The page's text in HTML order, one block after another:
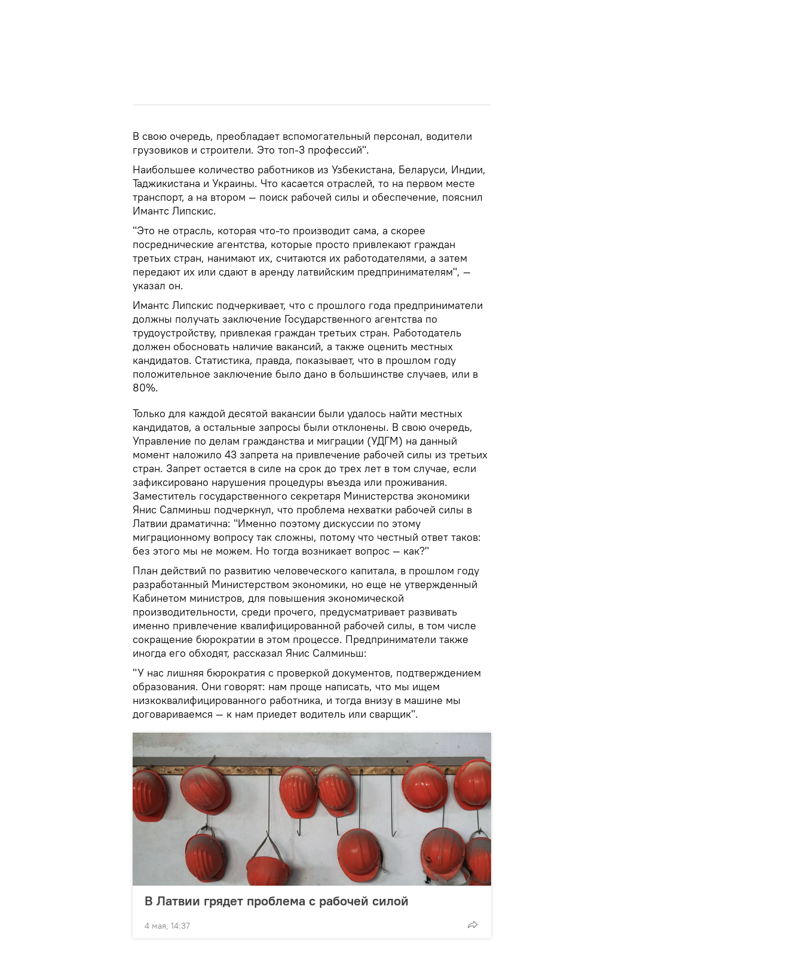
В свою очередь, преобладает вспомогательный персонал, водители
грузовиков и строители. Это топ-3 профессий".
Наибольшее количество работников из Узбекистана, Беларуси, Индии,
Таджикистана и Украины. Что касается отраслей, то на первом месте
транспорт, а на втором — поиск рабочей силы и обеспечение, пояснил
Имантс Липскис.
"Это не отрасль, которая что-то производит сама, а скорее
посреднические агентства, которые просто привлекают граждан
третьих стран, нанимают их, считаются их работодателями, а затем
передают их или сдают в аренду латвийским предпринимателям", —
указал он.
Имантс Липскис подчеркивает, что с прошлого года предприниматели
должны получать заключение Государственного агентства по
трудоустройству, привлекая граждан третьих стран. Работодатель
должен обосновать наличие вакансий, а также оценить местных
кандидатов. Статистика, правда, показывает, что в прошлом году
положительное заключение было дано в большинстве случаев, или в
80%.
Только для каждой десятой вакансии были удалось найти местных
кандидатов, а остальные запросы были отклонены. В свою очередь,
Управление по делам гражданства и миграции (УДГМ) на данный
момент наложило 43 запрета на привлечение рабочей силы из третьих
стран. Запрет остается в силе на срок до трех лет в том случае, если
зафиксировано нарушения процедуры въезда или проживания.
Заместитель государственного секретаря Министерства экономики
Янис Салминьш подчеркнул, что проблема нехватки рабочей силы в
Латвии драматична: "Именно поэтому дискуссии по этому
миграционному вопросу так сложны, потому что честный ответ таков:
без этого мы не можем. Но тогда возникает вопрос — как?"
План действий по развитию человеческого капитала, в прошлом году
разработанный Министерством экономики, но еще не утвержденный
Кабинетом министров, для повышения экономической
производительности, среди прочего, предусматривает развивать
именно привлечение квалифицированной рабочей силы, в том числе
сокращение бюрократии в этом процессе. Предприниматели также
иногда его обходят, рассказал Янис Салминьш:
"У нас лишняя бюрократия с проверкой документов, подтверждением
образования. Они говорят: нам проще написать, что мы ищем
низкоквалифицированного работника, и тогда внизу в машине мы
договариваемся — к нам приедет водитель или сварщик".
В Латвии грядет проблема с рабочей силой
4 мая, 14:37